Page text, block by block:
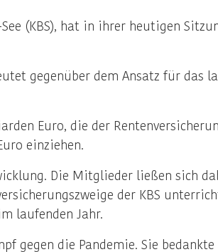
(KBS), hat in ihrer heutigen
gegenüber dem Ansatz für das
Euro, die der
einziehen.
Die Mitglieder ließen sich
der KBS
laufenden Jahr.
gegen die Pandemie. Sie bedankte